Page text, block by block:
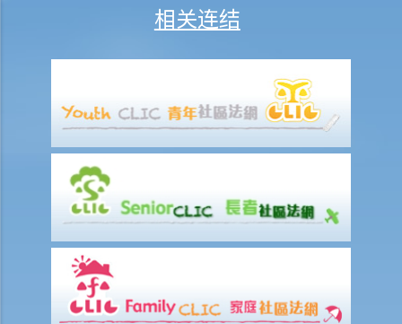
10. 如何以原诉传票展开民事诉讼？
11. 我能否针对某人展开民事诉讼：(a) 即使该人没有永久地址？(b) 即使
该人通常居于香港以外地区？(c) 即使该人失踨？(d) 即使该人名字不
12. 甚么是状书？ 原告人和被告人在状书的阶段需要送达哪些文件？
13. 草拟一份优秀的状书的基本原则是甚么？
14. 如果原告人由于预期被告人提议和解会作出还价而夸大其申索金
额，会有甚么后果？
15. 我应该在甚么时候提交有关证据？ 我应该将其有关证据附上于申索
陈述书或原诉传票上吗？
如何就民事诉讼作出抗辩
1. 怎样计算将送达认收书送交法院存档的14天时限？
2. 作为被告人，我应否就向我展开的诉讼作抗辩？
相关连结